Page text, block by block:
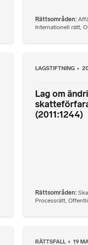
Rättsområden
Internationell rätt,
LAGSTIFTNING
Lag om
(2011:1244)
Rättsområden
Processrätt,
RÄTTSFALL 19